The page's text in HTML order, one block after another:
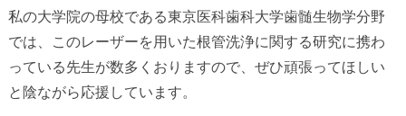
私の大学院の母校である東京医科歯科大学歯髄生物学分野
では、このレーザーを用いた根管洗浄に関する研究に携わ
っている先生が数多くおりますので、ぜひ頑張ってほしい
と陰ながら応援しています。